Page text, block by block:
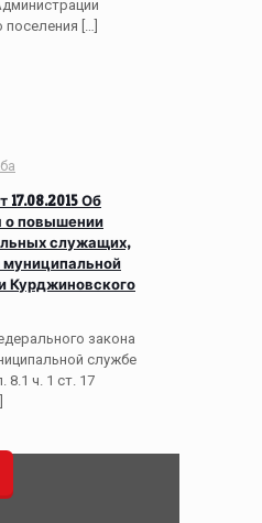
поселения […]
Об
о повышении
служащих,
Курджиновского
закона
службе
8.1 ч. 1 ст. 17